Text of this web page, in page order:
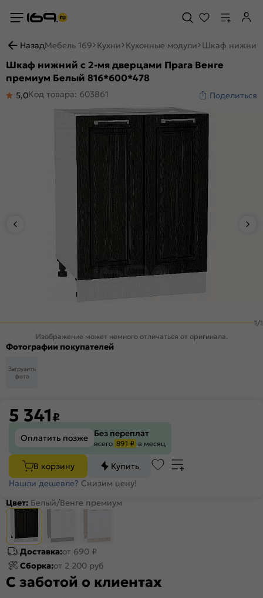
НазадМебель 169 Кухни Кухонные модули Шкаф нижний
Шкаф нижний с 2-мя дверцами Прага Венге
премиум Белый 816*600*478
5,0Код товара: 603861 Поделиться
1/1
Изображение может немного отличаться от оригинала.
Фотографии покупателей
Загрузить
фото
5 341₽
Оплатить позже Без переплат
всего 891 ₽ в месяц
В корзину
Купить
Нашли дешевле? Снизим цену!
Цвет: Белый/Венге премиум
Доставка:от 690 ₽
Сборка:от 2 200 руб
С заботой о клиентах